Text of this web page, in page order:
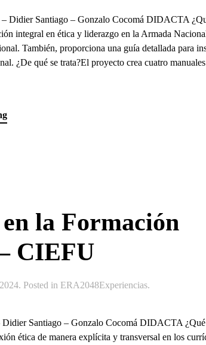
Didier Santiago – Gonzalo Cocomá DIDACTA
integral en ética y liderazgo en la Armada
También, proporciona una guía detallada para
¿De qué se trata?El proyecto crea cuatro
la Formación
CIEFU
. Posted in ERA2048Experiencias.
Santiago – Gonzalo Cocomá DIDACTA ¿Qué
ética de manera explícita y transversal en los